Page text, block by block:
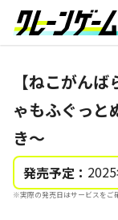
【ねこがん
ゃもふぐっと
き～
発売予定：
※実際の発売日はサービスをご